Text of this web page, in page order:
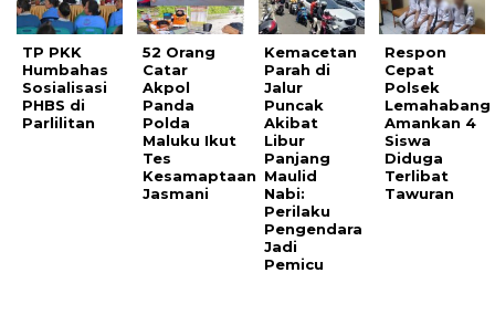
TP PKK
Humbahas
Sosialisasi
PHBS di
Parlilitan
52 Orang
Catar
Akpol
Panda
Polda
Maluku Ikut
Tes
Kesamaptaan
Jasmani
Kemacetan
Parah di
Jalur
Puncak
Akibat
Libur
Panjang
Maulid
Nabi:
Perilaku
Pengendara
Jadi
Pemicu
Respon
Cepat
Polsek
Lemahabang
Amankan 4
Siswa
Diduga
Terlibat
Tawuran